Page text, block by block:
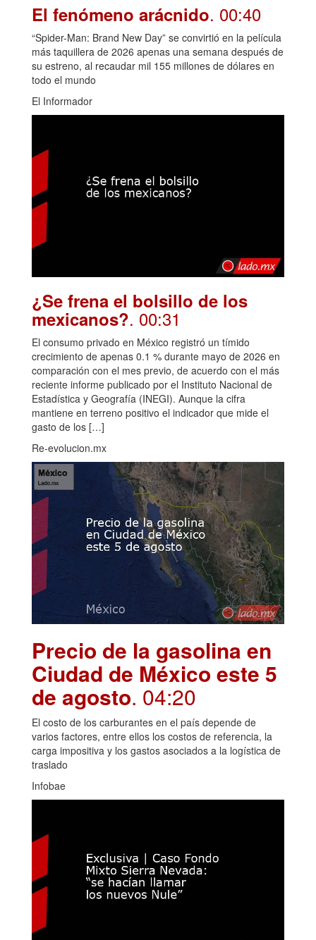
El fenómeno arácnido. 00:40
“Spider-Man: Brand New Day” se convirtió en la película
más taquillera de 2026 apenas una semana después de
su estreno, al recaudar mil 155 millones de dólares en
todo el mundo
El Informador
¿Se frena el bolsillo de los
mexicanos?. 00:31
El consumo privado en México registró un tímido
crecimiento de apenas 0.1 % durante mayo de 2026 en
comparación con el mes previo, de acuerdo con el más
reciente informe publicado por el Instituto Nacional de
Estadística y Geografía (INEGI). Aunque la cifra
mantiene en terreno positivo el indicador que mide el
gasto de los […]
Re-evolucion.mx
Precio de la gasolina en
Ciudad de México este 5
de agosto. 04:20
El costo de los carburantes en el país depende de
varios factores, entre ellos los costos de referencia, la
carga impositiva y los gastos asociados a la logística de
traslado
Infobae